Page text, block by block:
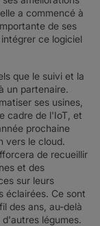
a commencé à
de ses
ce logiciel
que le suivi et la
un partenaire.
ses usines,
cadre de l'IoT, et
prochaine
vers le cloud.
de recueillir
et des
sur leurs
éclairées. Ce sont
des ans, au-delà
légumes.